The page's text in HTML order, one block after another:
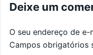
Deixe um
O seu endereço de
Campos obrigatórios